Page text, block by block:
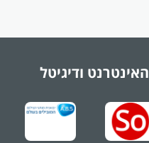
האינטרנט ודיגיטל